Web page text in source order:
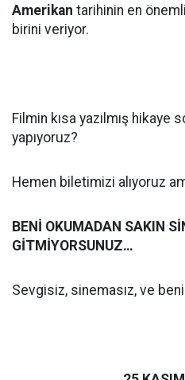
Amerikan tarihinin en
birini veriyor.
Filmin kısa yazılmış hikaye
yapıyoruz?
Hemen biletimizi alıyoruz
BENİ OKUMADAN SAKIN
GİTMİYORSUNUZ…
Sevgisiz, sinemasız, ve